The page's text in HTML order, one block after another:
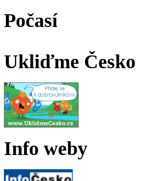
Počasí
Ukliďme Česko
Info weby